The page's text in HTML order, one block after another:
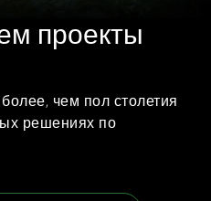
проекты
чем пол столетия
решениях по